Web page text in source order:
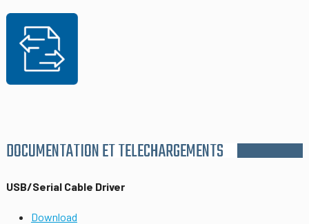
DOCUMENTATION ET TELECHARGEMENTS
USB/Serial Cable Driver
Download